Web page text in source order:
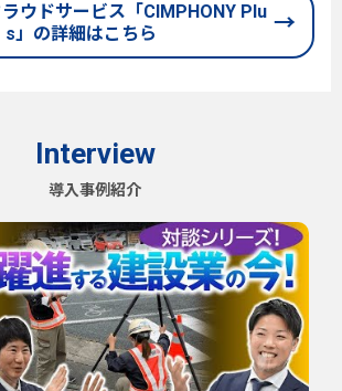
ウドサービス「CIMPHONY Plu
s」の詳細はこちら
Interview
導入事例紹介